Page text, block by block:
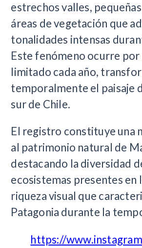
estrechos valles,
áreas de vegetación que
tonalidades intensas
Este fenómeno ocurre
limitado cada año,
temporalmente el paisaje
sur de Chile.
El registro constituye una
al patrimonio natural de
destacando la diversidad
ecosistemas presentes en
riqueza visual que
Patagonia durante la
https://